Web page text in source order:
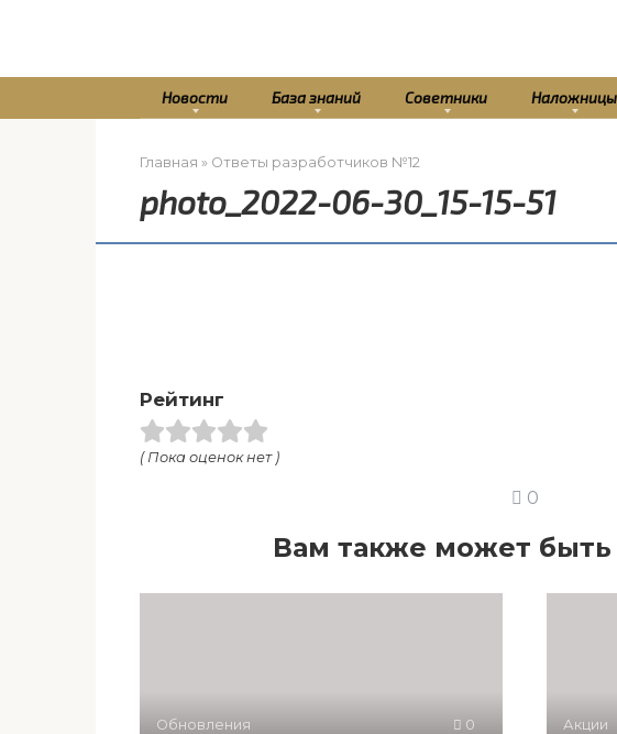
Новости База знаний Советники Наложницы
Главная » Ответы разработчиков №12
photo_2022-06-30_15-15-51
Рейтинг
( Пока оценок нет )
0
Вам также может быть
Обновления 0 Акции